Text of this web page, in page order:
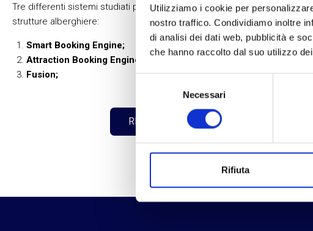
Utilizziamo i cookie per
nostro traffico. Condividiamo inoltre
di analisi dei dati web, pubblicità e
che hanno raccolto dal suo utilizzo
consenso
Necessari
Rifiuta
Tre differenti sistemi studiati per supportare le diverse esigenze delle
strutture alberghiere:
Smart Booking Engine;
Attraction Booking Engine;
Fusion;
RICHIEDI UNA DEMO